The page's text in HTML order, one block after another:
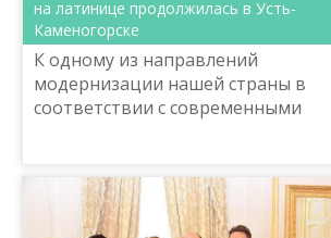
на латинице продолжилась в Усть-
Каменогорске
К одному из направлений
модернизации нашей страны в
соответствии с современными
государства Н.Назарбаева о
переходе алфавита ...